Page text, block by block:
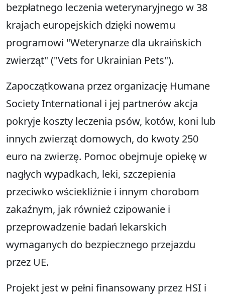
bezpłatnego leczenia weterynaryjnego w 38
krajach europejskich dzięki nowemu
programowi "Weterynarze dla ukraińskich
zwierząt" ("Vets for Ukrainian Pets").
Zapoczątkowana przez organizację Humane
Society International i jej partnerów akcja
pokryje koszty leczenia psów, kotów, koni lub
innych zwierząt domowych, do kwoty 250
euro na zwierzę. Pomoc obejmuje opiekę w
nagłych wypadkach, leki, szczepienia
przeciwko wściekliźnie i innym chorobom
zakaźnym, jak również czipowanie i
przeprowadzenie badań lekarskich
wymaganych do bezpiecznego przejazdu
przez UE.
Projekt jest w pełni finansowany przez HSI i